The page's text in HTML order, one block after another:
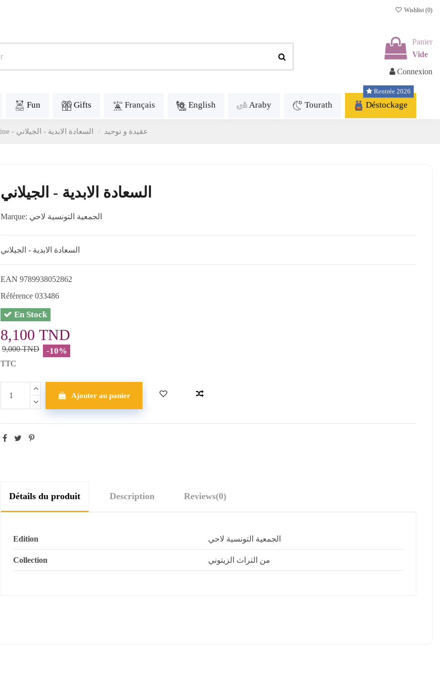
Wishlist (0)
Panier
Vide
Connexion
Fun Gifts Français English Araby Tourath Déstockage
Rentrée 2026
Doctrine - عقيدة و توحيد السعادة الابدية - الجيلاني
السعادة الابدية - الجيلاني
Marque: الجمعية التونسية لاحي
السعادة الابدية - الجيلاني
EAN 9789938052862
Référence 033486
En Stock
8,100 TND
9,000 TND -10%
TTC
Ajouter au panier
Détails du produit Description Reviews(0)
Edition الجمعية التونسية لاحي
Collection من التراث الزيتوني